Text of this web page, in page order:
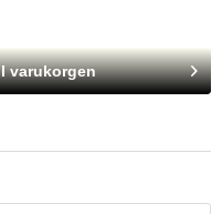
I varukorgen